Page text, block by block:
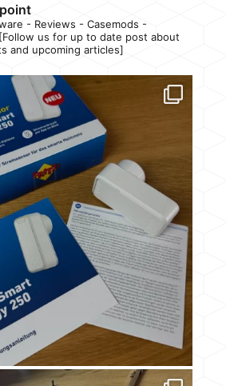
- Reviews - Casemods -
us for up to date post about
and upcoming articles]